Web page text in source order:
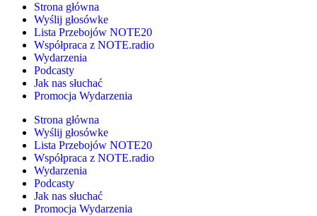
Strona główna
Wyślij głosówke
Lista Przebojów NOTE20
Współpraca z NOTE.radio
Wydarzenia
Podcasty
Jak nas słuchać
Promocja Wydarzenia
Strona główna
Wyślij głosówke
Lista Przebojów NOTE20
Współpraca z NOTE.radio
Wydarzenia
Podcasty
Jak nas słuchać
Promocja Wydarzenia